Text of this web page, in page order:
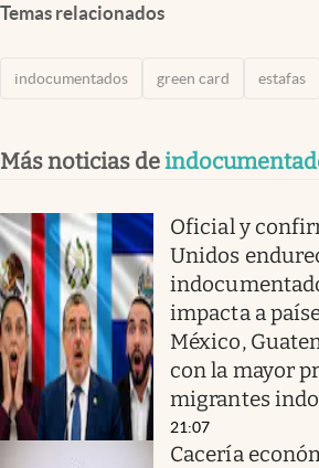
Temas relacionados
indocumentados green card estafas
Más noticias de
Oficial y
Unidos
impacta a
México,
con la mayor
migrantes
21:07
Cacería